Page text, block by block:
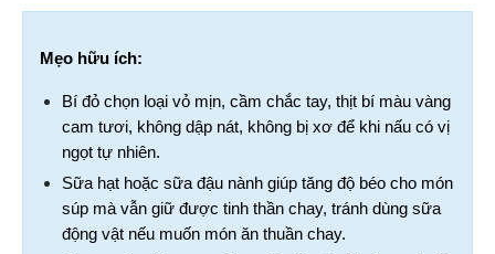
Mẹo hữu ích:
Bí đỏ chọn loại vỏ mịn, cầm chắc tay, thịt bí màu vàng
cam tươi, không dập nát, không bị xơ để khi nấu có vị
ngọt tự nhiên.
Sữa hạt hoặc sữa đậu nành giúp tăng độ béo cho món
súp mà vẫn giữ được tinh thần chay, tránh dùng sữa
động vật nếu muốn món ăn thuần chay.